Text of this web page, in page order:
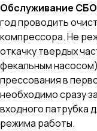
Обслуживание
год проводить
компрессора. Не
откачку твердых
фекальным
прессования в
необходимо сразу
входного патрубка
режима работы.